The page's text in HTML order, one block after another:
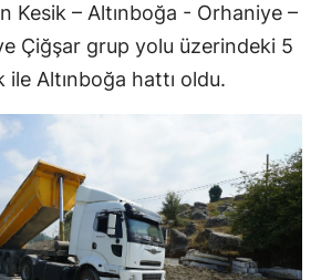
Kesik – Altınboğa - Orhaniye –
Çiğşar grup yolu üzerindeki 5
Altınboğa hattı oldu.